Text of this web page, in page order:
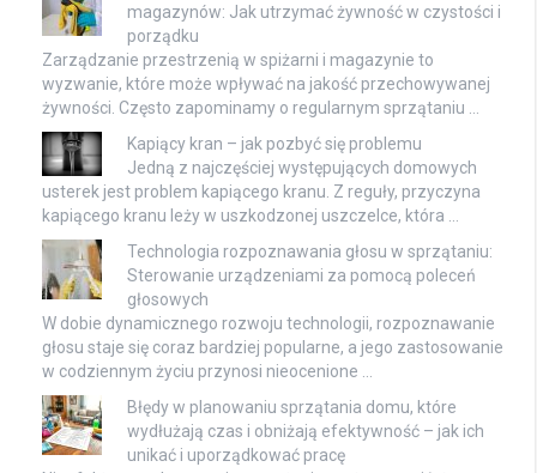
magazynów: Jak utrzymać żywność w czystości i
porządku
Zarządzanie przestrzenią w spiżarni i magazynie to
wyzwanie, które może wpływać na jakość przechowywanej
żywności. Często zapominamy o regularnym sprzątaniu …
Kapiący kran – jak pozbyć się problemu
Jedną z najczęściej występujących domowych
usterek jest problem kapiącego kranu. Z reguły, przyczyna
kapiącego kranu leży w uszkodzonej uszczelce, która …
Technologia rozpoznawania głosu w sprzątaniu:
Sterowanie urządzeniami za pomocą poleceń
głosowych
W dobie dynamicznego rozwoju technologii, rozpoznawanie
głosu staje się coraz bardziej popularne, a jego zastosowanie
w codziennym życiu przynosi nieocenione …
Błędy w planowaniu sprzątania domu, które
wydłużają czas i obniżają efektywność – jak ich
unikać i uporządkować pracę